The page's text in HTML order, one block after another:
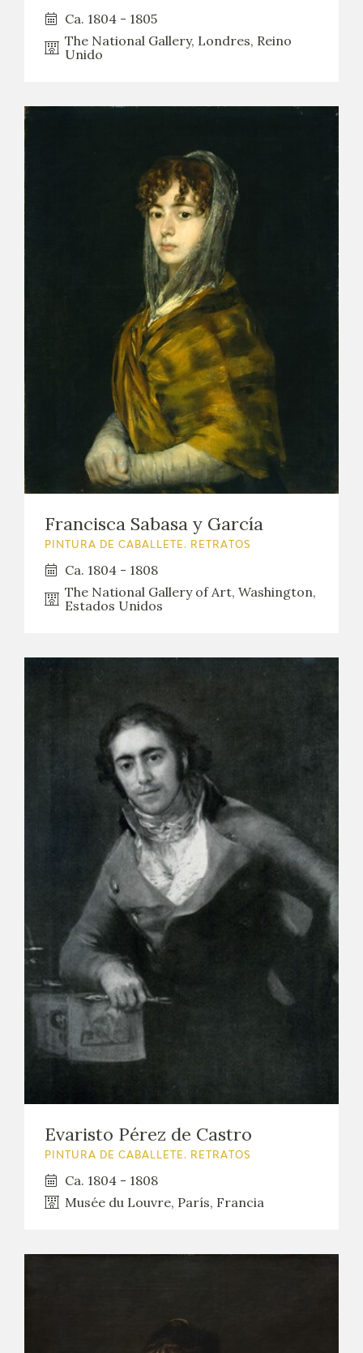
Ca. 1804 - 1805
The National Gallery, Londres, Reino
Unido
Francisca Sabasa y García
PINTURA DE CABALLETE. RETRATOS
Ca. 1804 - 1808
The National Gallery of Art, Washington,
Estados Unidos
Evaristo Pérez de Castro
PINTURA DE CABALLETE. RETRATOS
Ca. 1804 - 1808
Musée du Louvre, París, Francia